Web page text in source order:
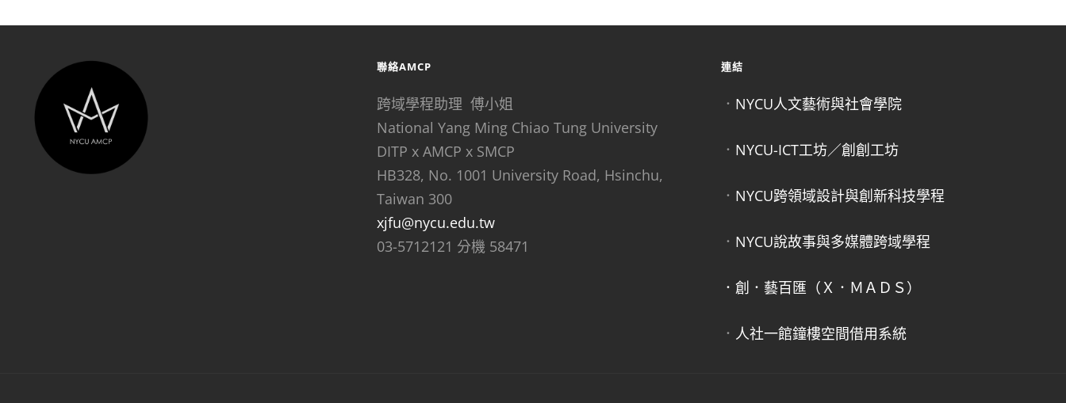
聯絡AMCP
跨域學程助理 傅小姐
National Yang Ming Chiao Tung University
DITP x AMCP x SMCP
HB328, No. 1001 University Road, Hsinchu,
Taiwan 300
xjfu@nycu.edu.tw
03-5712121 分機 58471
連結
． NYCU人文藝術與社會學院
． NYCU-ICT工坊／創創工坊
． NYCU跨領域設計與創新科技學程
． NYCU說故事與多媒體跨域學程
．創．藝百匯（Ｘ．ＭＡＤＳ）
． 人社一館鐘樓空間借用系統